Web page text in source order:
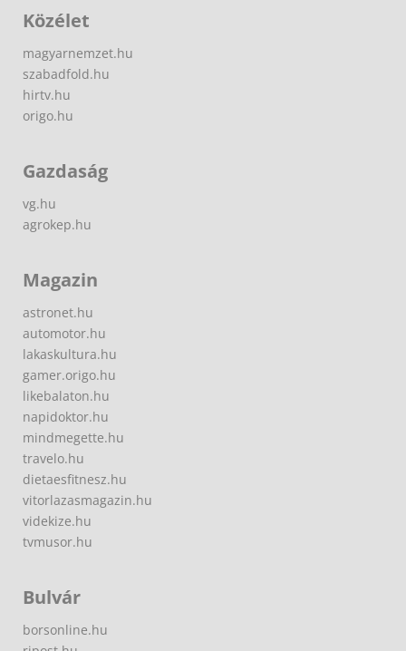
Közélet
magyarnemzet.hu
szabadfold.hu
hirtv.hu
origo.hu
Gazdaság
vg.hu
agrokep.hu
Magazin
astronet.hu
automotor.hu
lakaskultura.hu
gamer.origo.hu
likebalaton.hu
napidoktor.hu
mindmegette.hu
travelo.hu
dietaesfitnesz.hu
vitorlazasmagazin.hu
videkize.hu
tvmusor.hu
Bulvár
borsonline.hu